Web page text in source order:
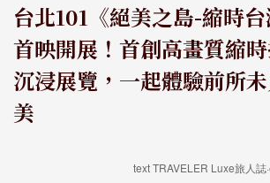
台北101《絕美之島-縮時台
首映開展！首創高畫質縮
沉浸展覽，一起體驗前所
美
text TRAVELER Luxe旅人